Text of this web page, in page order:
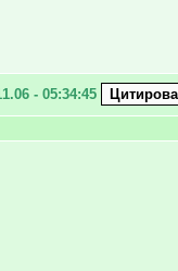
- 05:34:45